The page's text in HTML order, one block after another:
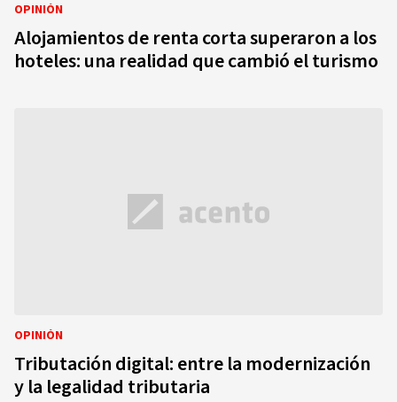
OPINIÓN
Alojamientos de renta corta superaron a los
hoteles: una realidad que cambió el turismo
OPINIÓN
Tributación digital: entre la modernización
y la legalidad tributaria